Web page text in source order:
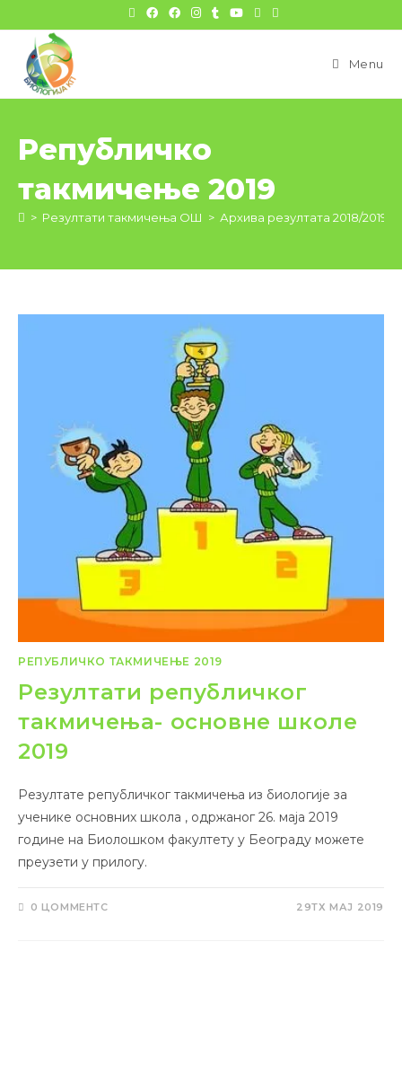
Menu
Републичко
такмичење 2019
> Резултати такмичења ОШ > Архива резултата 2018/2019
РЕПУБЛИЧКО ТАКМИЧЕЊЕ 2019
Резултати републичког
такмичења- основне школе
2019
Резултате републичког такмичења из биологије за
ученике основних школа , одржаног 26. маја 2019
године на Биолошком факултету у Београду можете
преузети у прилогу.
0 ЦОММЕНТС 29ТХ МАЈ 2019